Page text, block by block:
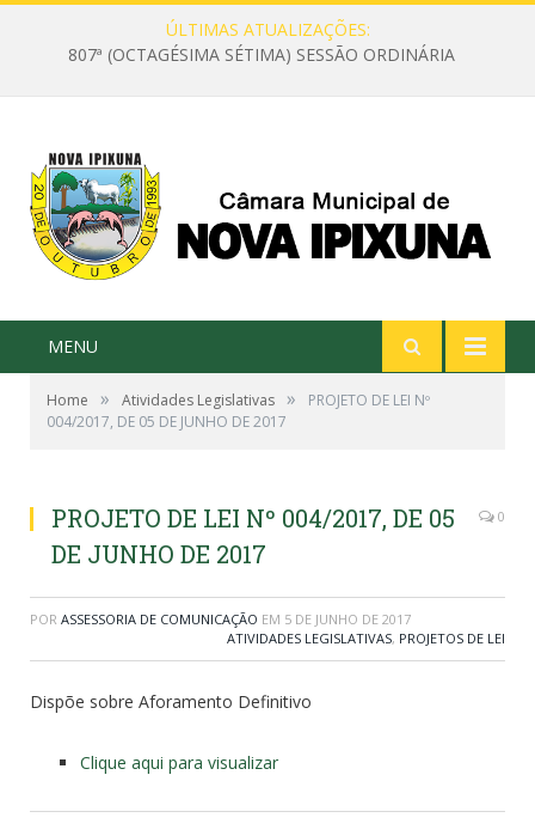
ÚLTIMAS ATUALIZAÇÕES:
807ª (OCTAGÉSIMA SÉTIMA) SESSÃO ORDINÁRIA
MENU
Home » Atividades Legislativas »
PROJETO DE LEI Nº
004/2017, DE 05 DE JUNHO DE 2017
PROJETO DE LEI Nº 004/2017, DE 05
DE JUNHO DE 2017
0
POR ASSESSORIA DE COMUNICAÇÃO EM 5 DE JUNHO DE 2017
ATIVIDADES LEGISLATIVAS, PROJETOS DE LEI
Dispõe sobre Aforamento Definitivo
Clique aqui para visualizar